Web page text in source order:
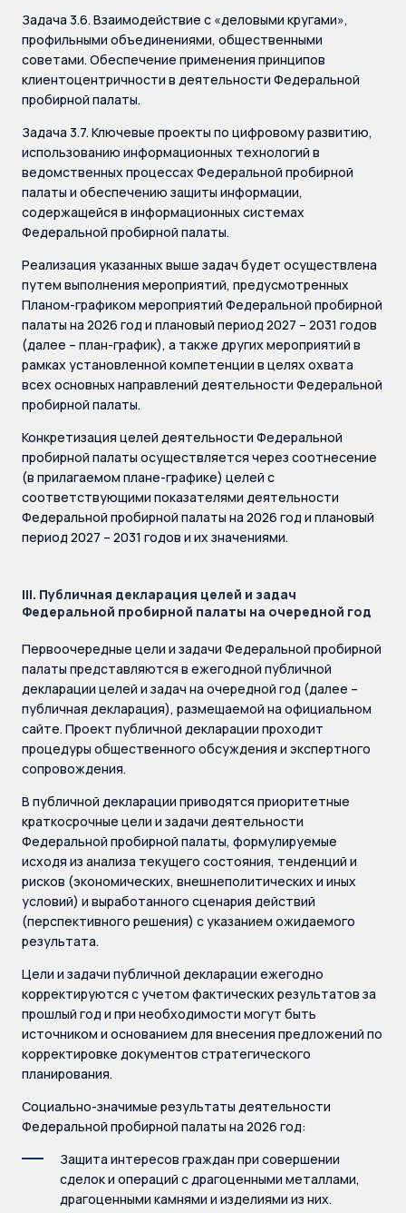
Задача 3.6. Взаимодействие с «деловыми кругами»,
профильными объединениями, общественными
советами. Обеспечение применения принципов
клиентоцентричности в деятельности Федеральной
пробирной палаты.
Задача 3.7. Ключевые проекты по цифровому развитию,
использованию информационных технологий в
ведомственных процессах Федеральной пробирной
палаты и обеспечению защиты информации,
содержащейся в информационных системах
Федеральной пробирной палаты.
Реализация указанных выше задач будет осуществлена
путем выполнения мероприятий, предусмотренных
Планом-графиком мероприятий Федеральной пробирной
палаты на 2026 год и плановый период 2027 – 2031 годов
(далее – план-график), а также других мероприятий в
рамках установленной компетенции в целях охвата
всех основных направлений деятельности Федеральной
пробирной палаты.
Конкретизация целей деятельности Федеральной
пробирной палаты осуществляется через соотнесение
(в прилагаемом плане-графике) целей с
соответствующими показателями деятельности
Федеральной пробирной палаты на 2026 год и плановый
период 2027 – 2031 годов и их значениями.
III. Публичная декларация целей и задач
Федеральной пробирной палаты на очередной год
Первоочередные цели и задачи Федеральной пробирной
палаты представляются в ежегодной публичной
декларации целей и задач на очередной год (далее –
публичная декларация), размещаемой на официальном
сайте. Проект публичной декларации проходит
процедуры общественного обсуждения и экспертного
сопровождения.
В публичной декларации приводятся приоритетные
краткосрочные цели и задачи деятельности
Федеральной пробирной палаты, формулируемые
исходя из анализа текущего состояния, тенденций и
рисков (экономических, внешнеполитических и иных
условий) и выработанного сценария действий
(перспективного решения) с указанием ожидаемого
результата.
Цели и задачи публичной декларации ежегодно
корректируются с учетом фактических результатов за
прошлый год и при необходимости могут быть
источником и основанием для внесения предложений по
корректировке документов стратегического
планирования.
Социально-значимые результаты деятельности
Федеральной пробирной палаты на 2026 год:
Защита интересов граждан при совершении
сделок и операций с драгоценными металлами,
драгоценными камнями и изделиями из них.